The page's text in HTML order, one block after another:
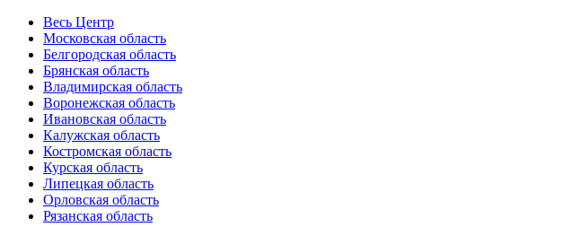
Весь Центр
Московская область
Белгородская область
Брянская область
Владимирская область
Воронежская область
Ивановская область
Калужская область
Костромская область
Курская область
Липецкая область
Орловская область
Рязанская область